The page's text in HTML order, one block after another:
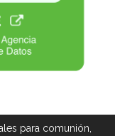
para comunión,